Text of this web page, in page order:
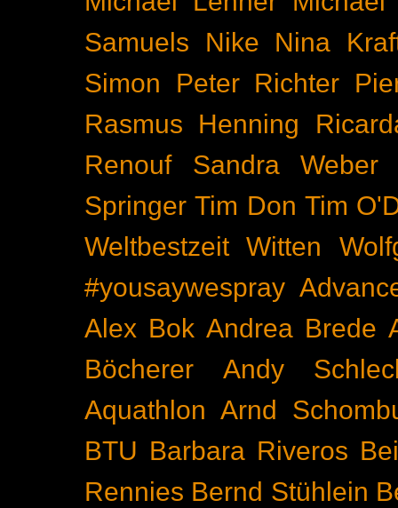
Samuels
Nike
Nina
Simon
Peter Richter
Rasmus Henning
Renouf
Sandra Weber
Springer Tim Don Tim
Weltbestzeit Witten
#yousaywespray
Alex Bok Andrea Brede
Böcherer
Andy
Aquathlon Arnd
BTU Barbara Riveros
Rennies Bernd Stühlein